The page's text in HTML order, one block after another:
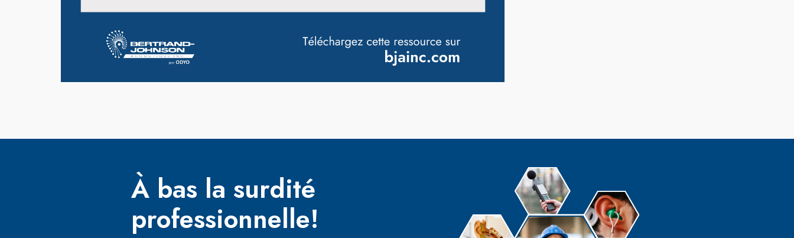
À bas la surdité
professionnelle!